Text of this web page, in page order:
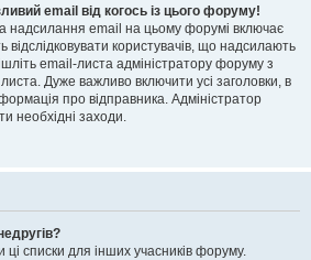
email від когось із цього форуму!
email на цьому форумі включає
відслідковувати користувачів, що надсилають
email-листа адміністратору форуму з
Дуже важливо включити усі заголовки, в
про відправника. Адміністратор
необхідні заходи.
списки для інших учасників форуму.